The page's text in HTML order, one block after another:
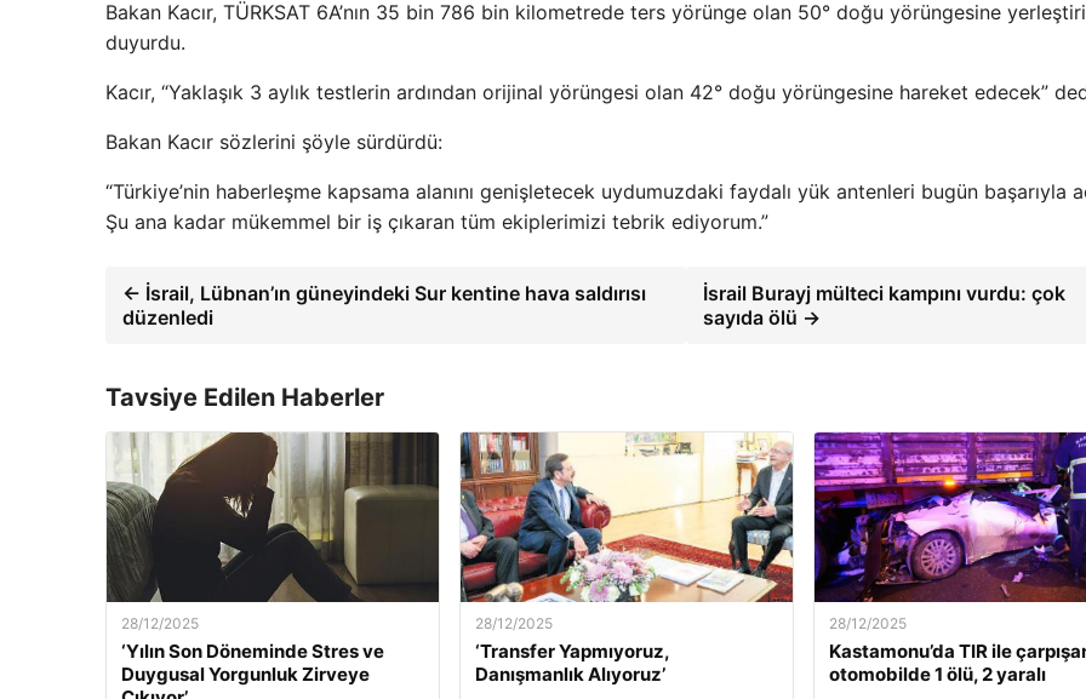
Bakan Kacır, TÜRKSAT 6A’nın 35 bin 786 bin kilometrede ters yörünge olan 50° doğu yörüngesine
duyurdu.
Kacır, “Yaklaşık 3 aylık testlerin ardından orijinal yörüngesi olan 42° doğu yörüngesine hareket edecek”
Bakan Kacır sözlerini şöyle sürdürdü:
“Türkiye’nin haberleşme kapsama alanını genişletecek uydumuzdaki faydalı yük antenleri bugün başarıyla
Şu ana kadar mükemmel bir iş çıkaran tüm ekiplerimizi tebrik ediyorum.”
← İsrail, Lübnan’ın güneyindeki Sur kentine hava saldırısı
düzenledi
İsrail Burayj mülteci kampını vurdu: çok
sayıda ölü →
Tavsiye Edilen Haberler
28/12/2025
‘Yılın Son Döneminde Stres ve
Duygusal Yorgunluk Zirveye
28/12/2025
‘Transfer Yapmıyoruz,
Danışmanlık Alıyoruz’
28/12/2025
Kastamonu’da TIR ile
otomobilde 1 ölü, 2 yaralı